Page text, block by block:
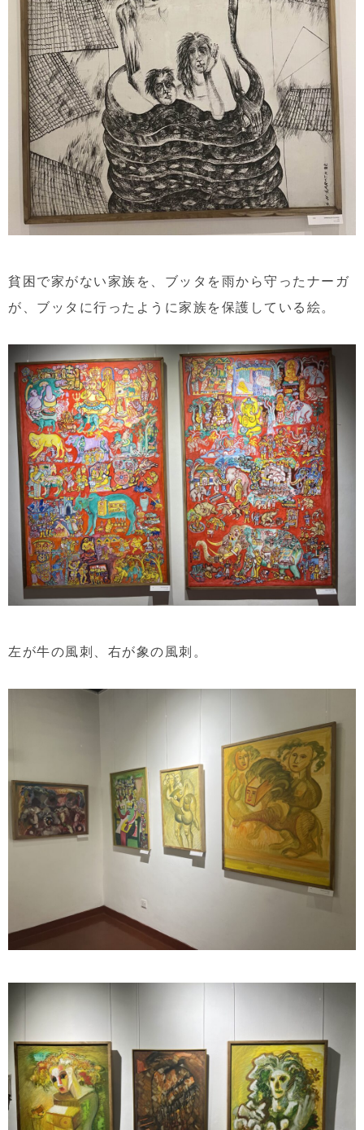
貧困で家がない家族を、ブッタを雨から守ったナーガ
が、ブッタに行ったように家族を保護している絵。
左が牛の風刺、右が象の風刺。